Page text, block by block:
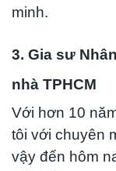
minh.
3. Gia sư
nhà TPHCM
Với hơn 10
tôi với chuyên
vậy đến hôm